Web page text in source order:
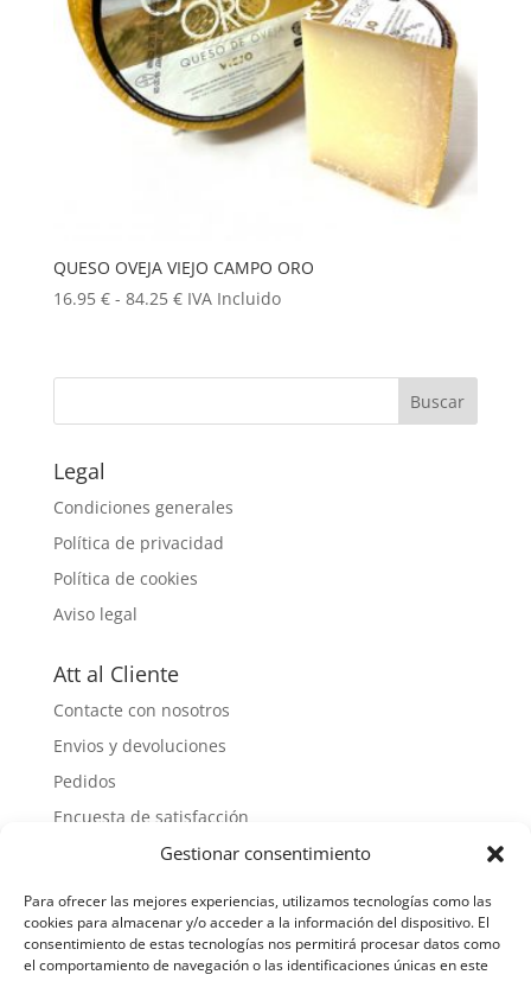
Gestionar consentimiento
Para ofrecer las mejores experiencias, utilizamos tecnologías como las
cookies para almacenar y/o acceder a la información del dispositivo. El
consentimiento de estas tecnologías nos permitirá procesar datos como
el comportamiento de navegación o las identificaciones únicas en este
QUESO OVEJA VIEJO CAMPO ORO
16.95 € - 84.25 €Rango
desde
IVA Incluido
Legal
Condiciones generales
Política de privacidad
Política de cookies
Aviso legal
Att al Cliente
Contacte con nosotros
Envios y devoluciones
Pedidos
Encuesta de satisfacción
Buzón de sugerencias
Información
CECINAS NIETO
Ctra. Madrid-Coruña, Km. 329 y Km. 328,5 · 24714